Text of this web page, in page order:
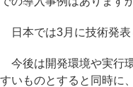
日本では3月に技術発表
今後は開発環境や実行
すいものとすると同時に